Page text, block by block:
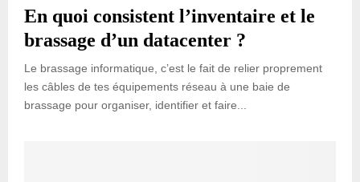
En quoi consistent l’inventaire et le
brassage d’un datacenter ?
Le brassage informatique, c’est le fait de relier proprement
les câbles de tes équipements réseau à une baie de
brassage pour organiser, identifier et faire...